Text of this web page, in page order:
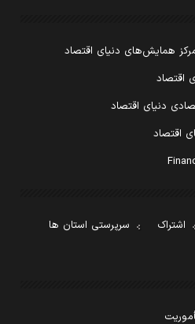
همایش‌های دنیای اقتصاد
اقتصاد
دنیای اقتصاد
اقتصاد
اشتراک
سرپرستی استان ها